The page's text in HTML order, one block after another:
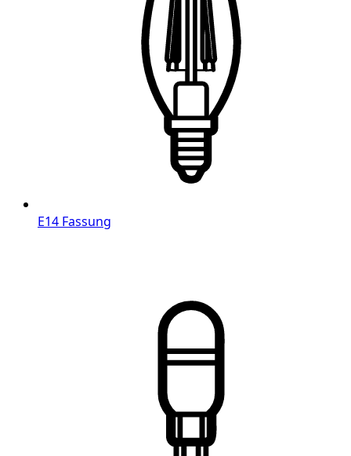
E14 Fassung